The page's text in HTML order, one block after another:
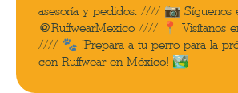
asesoría y pedidos. //// 📷 Síguenos
@RuffwearMexico //// 📍 Visítanos
//// 🐾 ¡Prepara a tu perro para la
con Ruffwear en México! 🏞️